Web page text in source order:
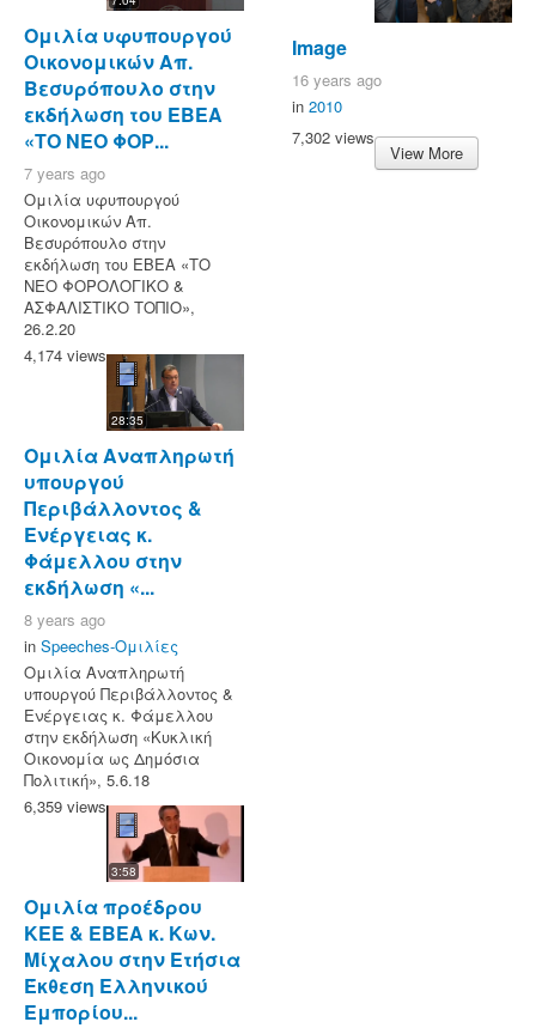
Ομιλία υφυπουργού
Οικονομικών Απ.
Βεσυρόπουλο στην
εκδήλωση του ΕΒΕΑ
«ΤΟ ΝΕΟ ΦΟΡ...
7 years ago
Ομιλία υφυπουργού
Οικονομικών Απ.
Βεσυρόπουλο στην
εκδήλωση του ΕΒΕΑ «ΤΟ
ΝΕΟ ΦΟΡΟΛΟΓΙΚΟ &
ΑΣΦΑΛΙΣΤΙΚΟ ΤΟΠΙΟ»,
26.2.20
4,174 views
28:35
Ομιλία Αναπληρωτή
υπουργού
Περιβάλλοντος &
Ενέργειας κ.
Φάμελλου στην
εκδήλωση «...
8 years ago
in Speeches-Ομιλίες
Ομιλία Αναπληρωτή
υπουργού Περιβάλλοντος &
Ενέργειας κ. Φάμελλου
στην εκδήλωση «Κυκλική
Οικονομία ως Δημόσια
Πολιτική», 5.6.18
6,359 views
3:58
Ομιλία προέδρου
ΚΕΕ & ΕΒΕΑ κ. Κων.
Μίχαλου στην Ετήσια
Έκθεση Ελληνικού
Εμπορίου...
Image
16 years ago
in 2010
7,302 views
View More